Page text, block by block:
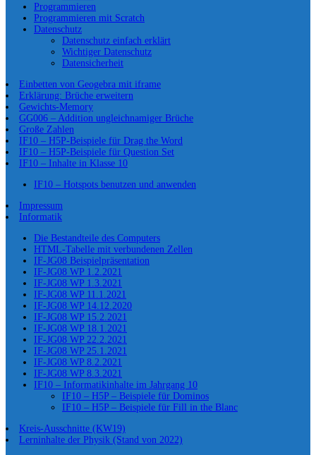
Programmieren
Programmieren mit Scratch
Datenschutz
Datenschutz einfach erklärt
Wichtiger Datenschutz
Datensicherheit
Einbetten von Geogebra mit iframe
Erklärung: Brüche erweitern
Gewichts-Memory
GG006 – Addition ungleichnamiger Brüche
Große Zahlen
IF10 – H5P-Beispiele für Drag the Word
IF10 – H5P-Beispiele für Question Set
IF10 – Inhalte in Klasse 10
IF10 – Hotspots benutzen und anwenden
Impressum
Informatik
Die Bestandteile des Computers
HTML-Tabelle mit verbundenen Zellen
IF-JG08 Beispielpräsentation
IF-JG08 WP 1.2.2021
IF-JG08 WP 1.3.2021
IF-JG08 WP 11.1.2021
IF-JG08 WP 14.12.2020
IF-JG08 WP 15.2.2021
IF-JG08 WP 18.1.2021
IF-JG08 WP 22.2.2021
IF-JG08 WP 25.1.2021
IF-JG08 WP 8.2.2021
IF-JG08 WP 8.3.2021
IF10 – Informatikinhalte im Jahrgang 10
IF10 – H5P – Beispiele für Dominos
IF10 – H5P – Beispiele für Fill in the Blanc
Kreis-Ausschnitte (KW19)
Lerninhalte der Physik (Stand von 2022)